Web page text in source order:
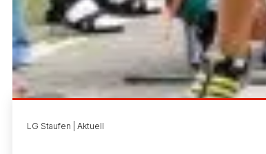
LG Staufen | Aktuell